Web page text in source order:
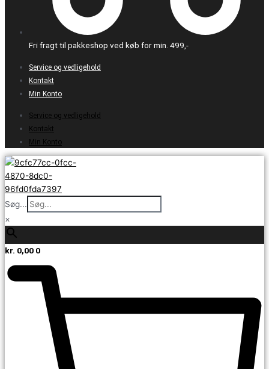
Fri fragt til pakkeshop ved køb for min. 499,-
Service og vedligehold
Kontakt
Min Konto
Service og vedligehold
Kontakt
Min Konto
Søg...
×
kr. 0,00 0